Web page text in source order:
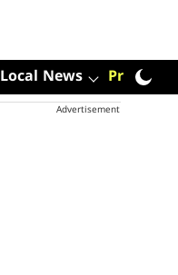
Local News Premium
Advertisement